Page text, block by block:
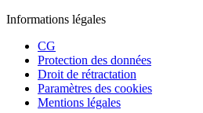
Informations légales
CG
Protection des données
Droit de rétractation
Paramètres des cookies
Mentions légales